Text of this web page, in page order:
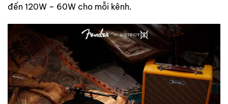
đến 120W – 60W cho mỗi kênh.